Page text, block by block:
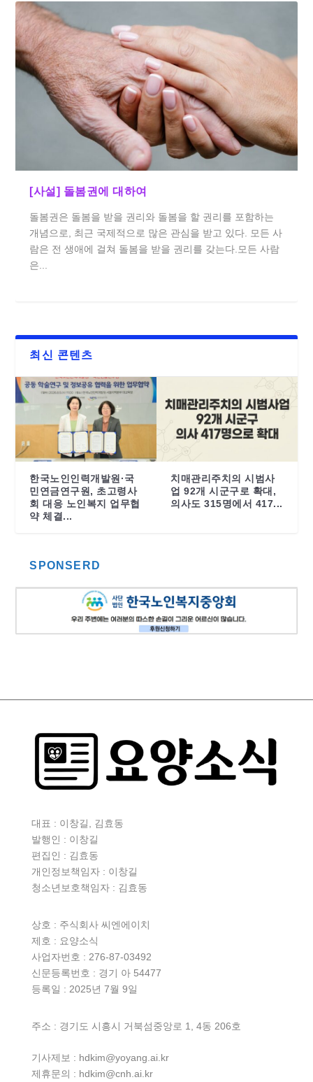
[사설] 돌봄권에 대하여
돌봄권은 돌봄을 받을 권리와 돌봄을 할 권리를 포함하는
개념으로, 최근 국제적으로 많은 관심을 받고 있다. 모든 사
람은 전 생애에 걸쳐 돌봄을 받을 권리를 갖는다.모든 사람
은...
최신 콘텐츠
한국노인인력개발원·국
민연금연구원, 초고령사
회 대응 노인복지 업무협
약 체결...
치매관리주치의 시범사
업 92개 시군구로 확대,
의사도 315명에서 417...
SPONSERD
대표 : 이창길, 김효동
발행인 : 이창길
편집인 : 김효동
개인정보책임자 : 이창길
청소년보호책임자 : 김효동
상호 : 주식회사 씨엔에이치
제호 : 요양소식
사업자번호 : 276-87-03492
신문등록번호 : 경기 아 54477
등록일 : 2025년 7월 9일
주소 : 경기도 시흥시 거북섬중앙로 1, 4동 206호
기사제보 : hdkim@yoyang.ai.kr
제휴문의 : hdkim@cnh.ai.kr